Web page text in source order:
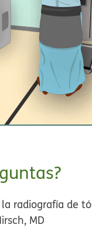
radiografía de
MD